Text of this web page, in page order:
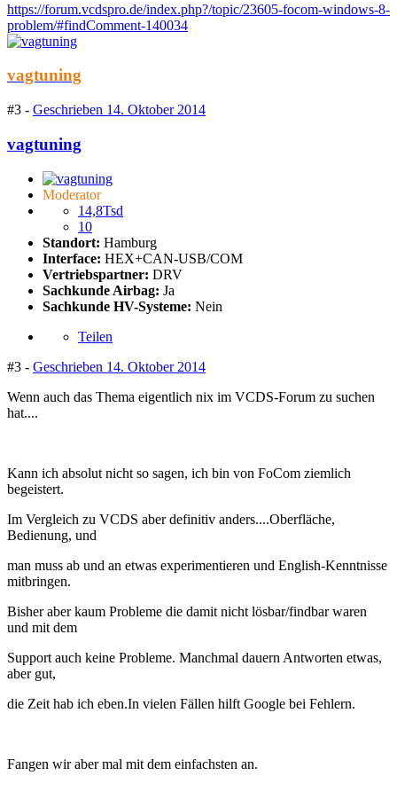
https://forum.vcdspro.de/index.php?/topic/23605-focom-windows-8-
problem/#findComment-140034
vagtuning
#3 - Geschrieben 14. Oktober 2014
vagtuning
Moderator
14,8Tsd
10
Standort: Hamburg
Interface: HEX+CAN-USB/COM
Vertriebspartner: DRV
Sachkunde Airbag: Ja
Sachkunde HV-Systeme: Nein
Teilen
#3 - Geschrieben 14. Oktober 2014
Wenn auch das Thema eigentlich nix im VCDS-Forum zu suchen
hat....
Kann ich absolut nicht so sagen, ich bin von FoCom ziemlich
begeistert.
Im Vergleich zu VCDS aber definitiv anders....Oberfläche,
Bedienung, und
man muss ab und an etwas experimentieren und English-Kenntnisse
mitbringen.
Bisher aber kaum Probleme die damit nicht lösbar/findbar waren
und mit dem
Support auch keine Probleme. Manchmal dauern Antworten etwas,
aber gut,
die Zeit hab ich eben.In vielen Fällen hilft Google bei Fehlern.
Fangen wir aber mal mit dem einfachsten an.